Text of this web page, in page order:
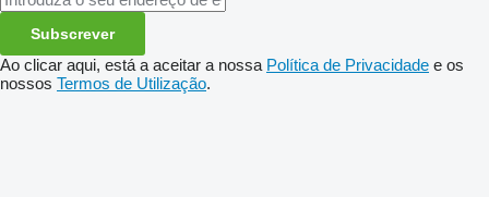
Subscrever
Ao clicar aqui, está a aceitar a nossa Política de Privacidade e os
nossos Termos de Utilização.